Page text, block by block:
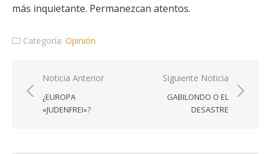
más inquietante. Permanezcan atentos.
Categoría: Opinión
Navegación
de
entradas
Noticia Anterior
¿EUROPA
«JUDENFREI»?
Siguiente Noticia
GABILONDO O EL
DESASTRE